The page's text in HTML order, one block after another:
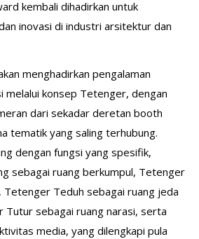
kembali dihadirkan untuk
inovasi di industri arsitektur dan
menghadirkan pengalaman
melalui konsep Tetenger, dengan
dari sekadar deretan booth
tematik yang saling terhubung.
dengan fungsi yang spesifik,
sebagai ruang berkumpul, Tetenger
Tetenger Teduh sebagai ruang jeda
sebagai ruang narasi, serta
media, yang dilengkapi pula